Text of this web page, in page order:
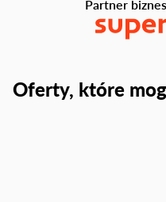
Oferty, które
Partner